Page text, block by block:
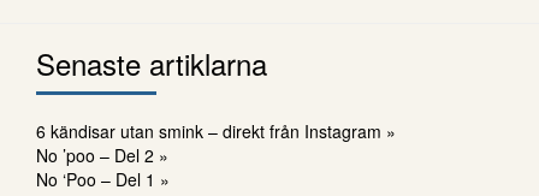
Senaste artiklarna
6 kändisar utan smink – direkt från Instagram »
No ’poo – Del 2 »
No ‘Poo – Del 1 »